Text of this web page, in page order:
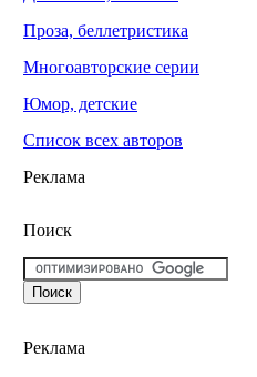
Проза, беллетристика
Многоавторские серии
Юмор, детские
Список всех авторов
Реклама
Поиск
Реклама